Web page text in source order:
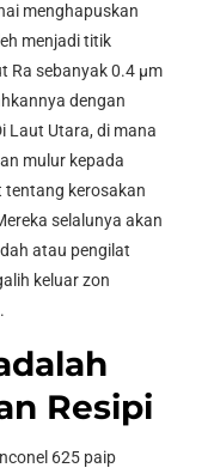
menghapuskan
menjadi titik
Ra sebanyak 0.4 µm
dengan
Laut Utara, di mana
mulur kepada
tentang kerosakan
selalunya akan
atau pengilat
keluar zon
Resipi
625 paip